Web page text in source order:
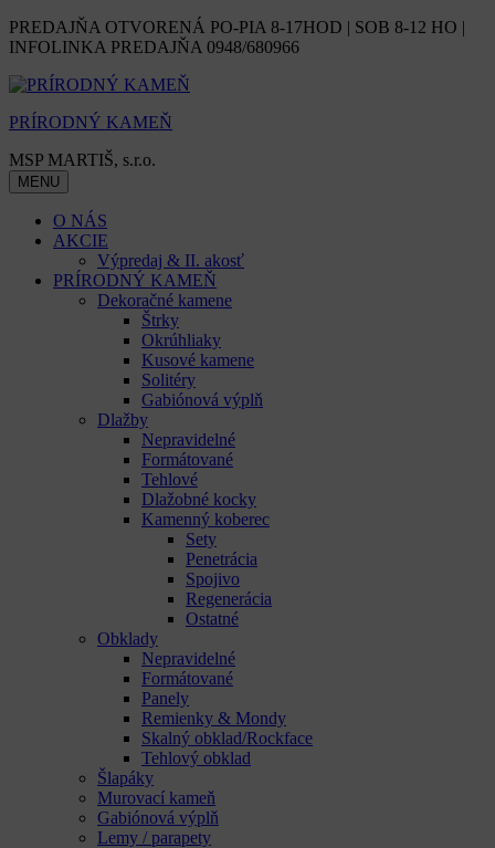
Skip
to
PREDAJŇA OTVORENÁ PO-PIA 8-17HOD | SOB 8-12 HO |
INFOLINKA PREDAJŇA 0948/680966
PRÍRODNÝ KAMEŇ
MSP MARTIŠ, s.r.o.
MENU
O NÁS
AKCIE
Výpredaj & II. akosť
PRÍRODNÝ KAMEŇ
Dekoračné kamene
Štrky
Okrúhliaky
Kusové kamene
Solitéry
Gabiónová výplň
Dlažby
Nepravidelné
Formátované
Tehlové
Dlažobné kocky
Kamenný koberec
Sety
Penetrácia
Spojivo
Regenerácia
Ostatné
Obklady
Nepravidelné
Formátované
Panely
Remienky & Mondy
Skalný obklad/Rockface
Tehlový obklad
Šlapáky
Murovací kameň
Gabiónová výplň
Lemy / parapety